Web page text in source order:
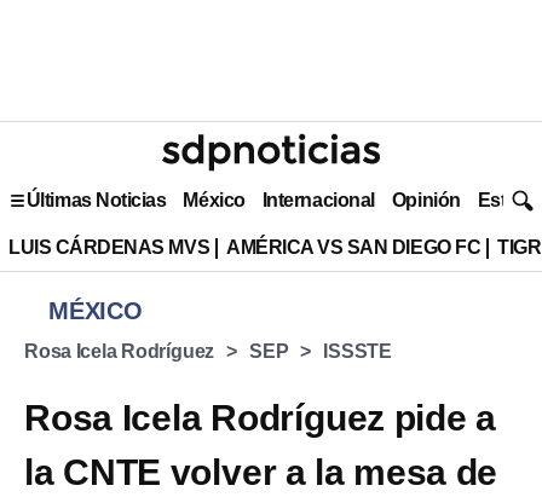
Últimas Noticias México Internacional Opinión Estilo
LUIS CÁRDENAS MVS AMÉRICA VS SAN DIEGO FC
MÉXICO
Rosa Icela Rodríguez SEP ISSSTE
Rosa Icela Rodríguez pide a
la CNTE volver a la mesa de